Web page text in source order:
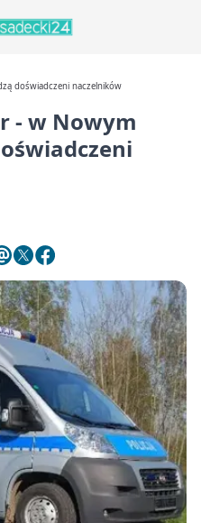
doświadczeni naczelników
- w Nowym